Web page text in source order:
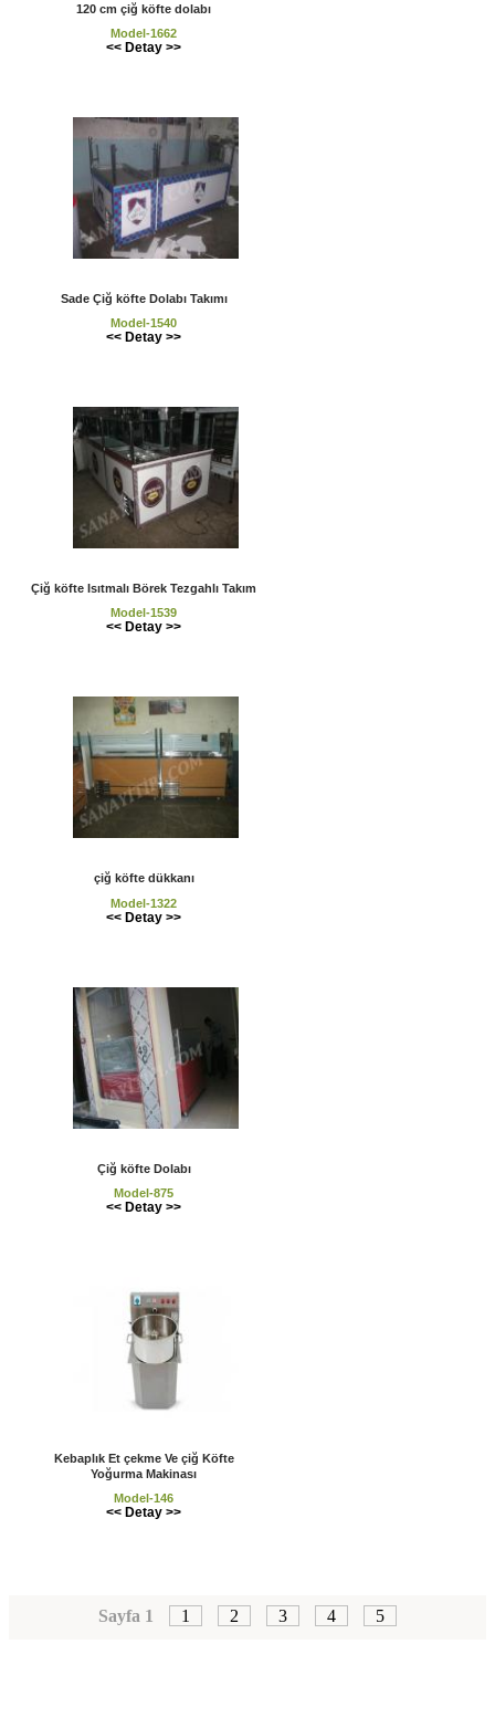
120 cm çiğ köfte dolabı
Model-1662
<< Detay >>
Sade Çiğ köfte Dolabı Takımı
Model-1540
<< Detay >>
Çiğ köfte Isıtmalı Börek Tezgahlı Takım
Model-1539
<< Detay >>
çiğ köfte dükkanı
Model-1322
<< Detay >>
Çiğ köfte Dolabı
Model-875
<< Detay >>
Kebaplık Et çekme Ve çiğ Köfte
Yoğurma Makinası
Model-146
<< Detay >>
Sayfa 1 1 2 3 4 5